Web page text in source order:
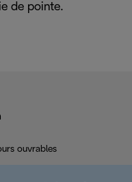
de pointe.
ouvrables